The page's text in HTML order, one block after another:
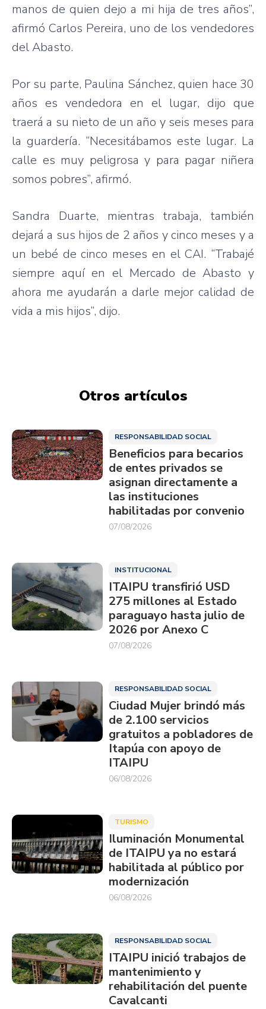
manos de quien dejo a mi hija de tres años”,
afirmó Carlos Pereira, uno de los vendedores
del Abasto.
Por su parte, Paulina Sánchez, quien hace 30
años es vendedora en el lugar, dijo que
traerá a su nieto de un año y seis meses para
la guardería. “Necesitábamos este lugar. La
calle es muy peligrosa y para pagar niñera
somos pobres”, afirmó.
Sandra Duarte, mientras trabaja, también
dejará a sus hijos de 2 años y cinco meses y a
un bebé de cinco meses en el CAI. “Trabajé
siempre aquí en el Mercado de Abasto y
ahora me ayudarán a darle mejor calidad de
vida a mis hijos”, dijo.
Otros artículos
RESPONSABILIDAD SOCIAL
Beneficios para becarios
de entes privados se
asignan directamente a
las instituciones
habilitadas por convenio
07/08/2026
INSTITUCIONAL
ITAIPU transfirió USD
275 millones al Estado
paraguayo hasta julio de
2026 por Anexo C
07/08/2026
RESPONSABILIDAD SOCIAL
Ciudad Mujer brindó más
de 2.100 servicios
gratuitos a pobladores de
Itapúa con apoyo de
ITAIPU
06/08/2026
TURISMO
Iluminación Monumental
de ITAIPU ya no estará
habilitada al público por
modernización
06/08/2026
RESPONSABILIDAD SOCIAL
ITAIPU inició trabajos de
mantenimiento y
rehabilitación del puente
Cavalcanti